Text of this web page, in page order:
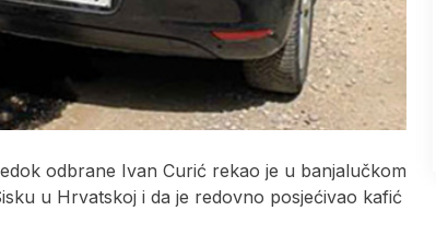
odbrane Ivan Curić rekao je u banjalučkom
u Hrvatskoj i da je redovno posjećivao kafić